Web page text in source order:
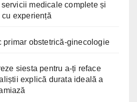
medicale complete și
experiență
primar obstetrică-ginecologie
siesta pentru a-ți reface
explică durata ideală a